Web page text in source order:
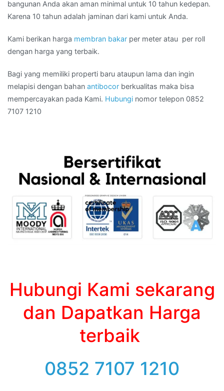
bangunan Anda akan aman minimal untuk 10 tahun kedepan.
Karena 10 tahun adalah jaminan dari kami untuk Anda.
Kami berikan harga membran bakar per meter atau per roll
dengan harga yang terbaik.
Bagi yang memiliki properti baru ataupun lama dan ingin
melapisi dengan bahan antibocor berkualitas maka bisa
mempercayakan pada Kami. Hubungi nomor telepon 0852
7107 1210
Hubungi Kami sekarang
dan Dapatkan Harga
terbaik
0852 7107 1210